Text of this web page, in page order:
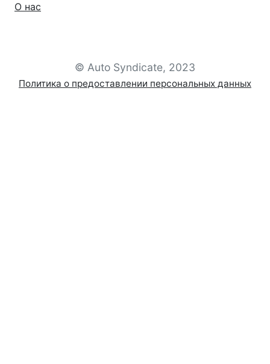
О нас
© Auto Syndicate, 2023
Политика о предоставлении персональных данных